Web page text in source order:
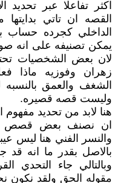
اكثر تفاعلا عبر تحديد
القصه ان تاتي
الداخلي كجرده حساب
يمكن تصنيفه على انه
لان بعض الشخصيات
زهران وفوزيه ماذا
الشغف والعمق بالنسبه
وليست قصه قصيره.
هنا لابد من تحديد مفهوم
ان نصنف بعض قصص
والنسر الفني هنا ليس
بالاصل بقدر ما انه
وبالتالي جاء التحدي
مقوله الحق ولقد